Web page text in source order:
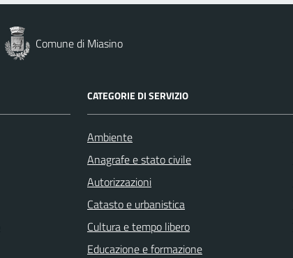
Comune di Miasino
CATEGORIE DI SERVIZIO
Ambiente
Anagrafe e stato civile
Autorizzazioni
Catasto e urbanistica
Cultura e tempo libero
Educazione e formazione